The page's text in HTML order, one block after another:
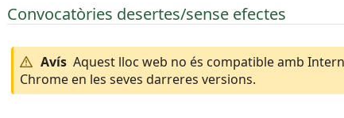
Convocatòries desertes/sense efectes
Avís Aquest lloc web no és compatible amb
Chrome en les seves darreres versions.